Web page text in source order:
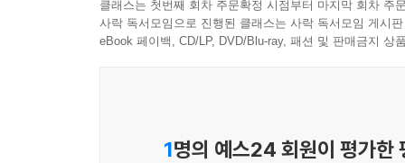
클래스는 첫번째 회차 주문확정 시점부터 마지막 회차 주
사락 독서모임으로 진행된 클래스는 사락 독서모임 게시
eBook 페이백, CD/LP, DVD/Blu-ray, 패션 및 판매금지 상
1명의 예스24 회원이 평가한